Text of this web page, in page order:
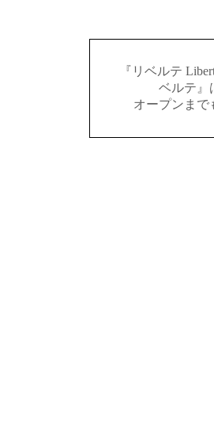
『リベルテ
ベルテ』
オープンまで